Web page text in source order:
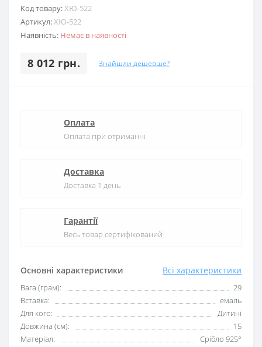
Код товару:ХЮ-522
Артикул:ХЮ-522
Наявність: Немає в наявності
8 012 грн. Знайшли дешевше?
Основні характеристики Всі характеристики
Вага (грам):
29
Вставка:
емаль
Для кого:
Дитині
Довжина (см):
15
Матеріал:
Срібло 925°
Оплата
Оплата при отриманні
Доставка
Доставка 1 день
Гарантії
Весь товар сертифікований